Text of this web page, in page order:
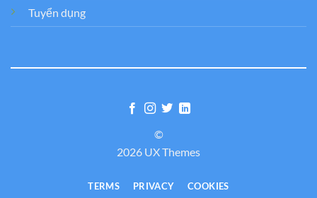
Tuyển dụng
©
2026 UX Themes
TERMS PRIVACY COOKIES